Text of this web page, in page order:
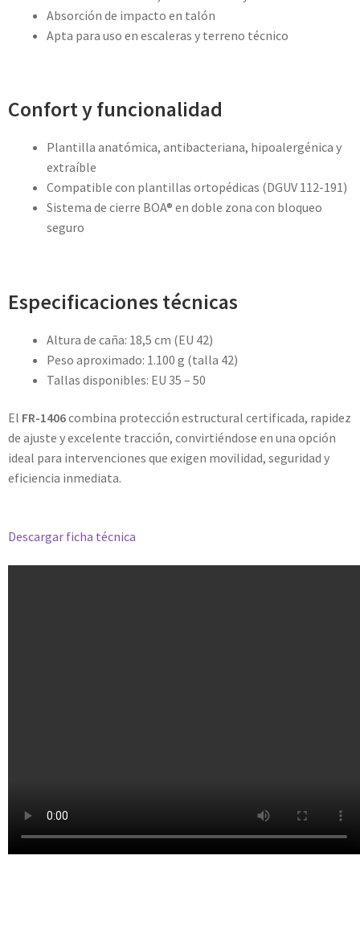
Absorción de impacto en talón
Apta para uso en escaleras y terreno técnico
Confort y funcionalidad
Plantilla anatómica, antibacteriana, hipoalergénica y
extraíble
Compatible con plantillas ortopédicas (DGUV 112-191)
Sistema de cierre BOA® en doble zona con bloqueo
seguro
Especificaciones técnicas
Altura de caña: 18,5 cm (EU 42)
Peso aproximado: 1.100 g (talla 42)
Tallas disponibles: EU 35 – 50
El FR-1406combina protección estructural certificada, rapidez
de ajuste y excelente tracción, convirtiéndose en una opción
ideal para intervenciones que exigen movilidad, seguridad y
eficiencia inmediata.
Descargar ficha técnica